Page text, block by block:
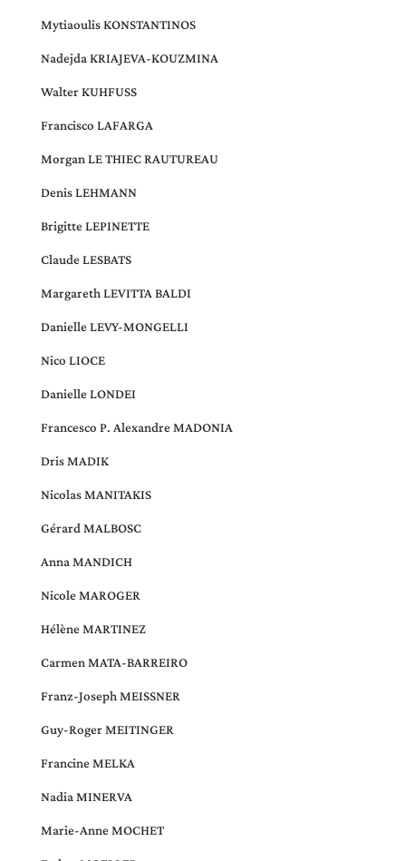
Mytiaoulis KONSTANTINOS
Nadejda KRIAJEVA-KOUZMINA
Walter KUHFUSS
Francisco LAFARGA
Morgan LE THIEC RAUTUREAU
Denis LEHMANN
Brigitte LEPINETTE
Claude LESBATS
Margareth LEVITTA BALDI
Danielle LEVY-MONGELLI
Nico LIOCE
Danielle LONDEI
Francesco P. Alexandre MADONIA
Dris MADIK
Nicolas MANITAKIS
Gérard MALBOSC
Anna MANDICH
Nicole MAROGER
Hélène MARTINEZ
Carmen MATA-BARREIRO
Franz-Joseph MEISSNER
Guy-Roger MEITINGER
Francine MELKA
Nadia MINERVA
Marie-Anne MOCHET